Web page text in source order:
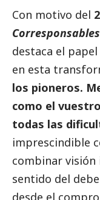
Con motivo del
Corresponsables
destaca el
en esta
los pioneros.
como el
todas las
imprescindible
combinar
sentido del
desde el